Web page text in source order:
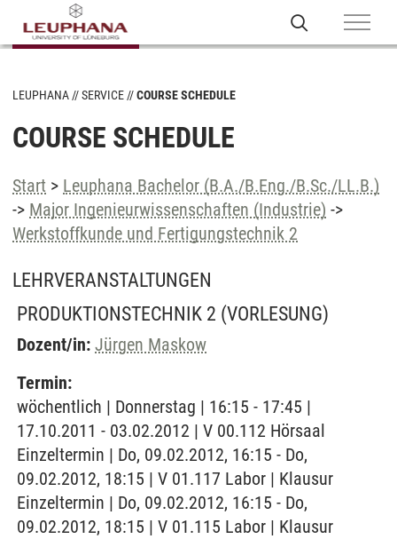
LEUPHANA SERVICE COURSE SCHEDULE
COURSE SCHEDULE
Start > Leuphana Bachelor (B.A./B.Eng./B.Sc./LL.B.)
-> Major Ingenieurwissenschaften (Industrie) ->
Werkstoffkunde und Fertigungstechnik 2
LEHRVERANSTALTUNGEN
PRODUKTIONSTECHNIK 2 (VORLESUNG)
Dozent/in: Jürgen Maskow
Termin:
wöchentlich | Donnerstag | 16:15 - 17:45 |
17.10.2011 - 03.02.2012 | V 00.112 Hörsaal
Einzeltermin | Do, 09.02.2012, 16:15 - Do,
09.02.2012, 18:15 | V 01.117 Labor | Klausur
Einzeltermin | Do, 09.02.2012, 16:15 - Do,
09.02.2012, 18:15 | V 01.115 Labor | Klausur